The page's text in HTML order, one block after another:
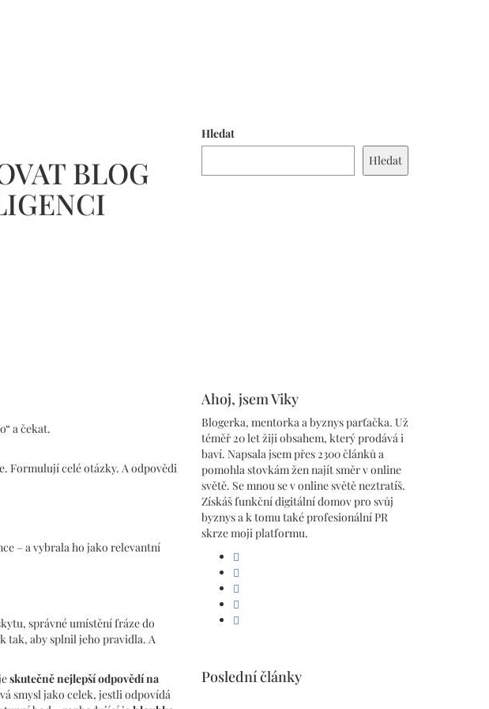
BLOG
a čekat.
Formulují celé otázky. A odpovědi
– a vybrala ho jako relevantní
správné umístění fráze do
tak, aby splnil jeho pravidla. A
skutečně nejlepší odpovědí na
smysl jako celek, jestli odpovídá
Hledat
Hledat
Ahoj, jsem Viky
Blogerka, mentorka a byznys parťačka. Už
téměř 20 let žiji obsahem, který prodává i
baví. Napsala jsem přes 2300 článků a
pomohla stovkám žen najít směr v online
světě. Se mnou se v online světě neztratíš.
Získáš funkční digitální domov pro svůj
byznys a k tomu také profesionální PR
skrze moji platformu.
facebook
linkedin
pinterest
instagram
youtube
Poslední články